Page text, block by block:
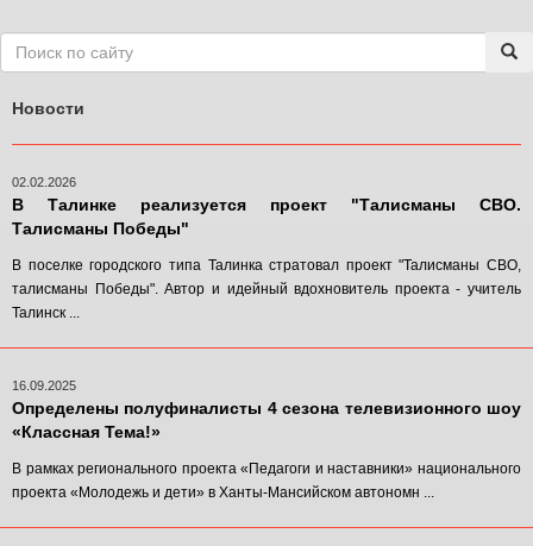
Новости
02.02.2026
В Талинке реализуется проект "Талисманы СВО.
Талисманы Победы"
В поселке городского типа Талинка стратовал проект "Талисманы СВО,
талисманы Победы". Автор и идейный вдохновитель проекта - учитель
Талинск ...
16.09.2025
Определены полуфиналисты 4 сезона телевизионного шоу
«Классная Тема!»
В рамках регионального проекта «Педагоги и наставники» национального
проекта «Молодежь и дети» в Ханты-Мансийском автономн ...